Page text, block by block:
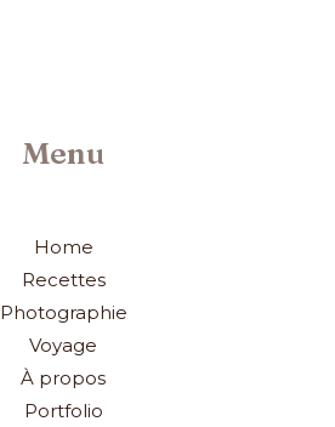
Menu
Home
Recettes
Photographie
Voyage
À propos
Portfolio